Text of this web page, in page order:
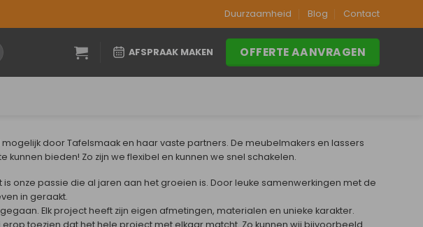
Duurzaamheid Blog Contact
AFSPRAAK MAKEN OFFERTE AANVRAGEN
door Tafelsmaak en haar vaste partners. De meubelmakers en lassers
bieden! Zo zijn we flexibel en kunnen we snel schakelen.
onze passie die al jaren aan het groeien is. Door leuke samenwerkingen met de
in geraakt.
Elk project heeft zijn eigen afmetingen, materialen en unieke karakter.
toezien dat het hele project met elkaar matcht. Zo kunnen wij bijvoorbeeld